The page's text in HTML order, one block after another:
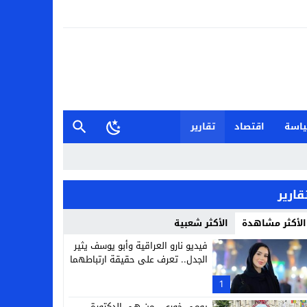
اقتصاد
تقارير
الأكثر مشاهدة الأكثر شعبية
1
فيديو نارو العراقية وأبو يوسف يثير
الجدل.. تعرف على حقيقة ارتباطهما